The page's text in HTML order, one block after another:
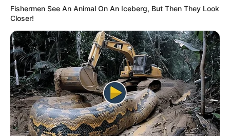
Fishermen See An Animal On An Iceberg, But Then They Look
Closer!